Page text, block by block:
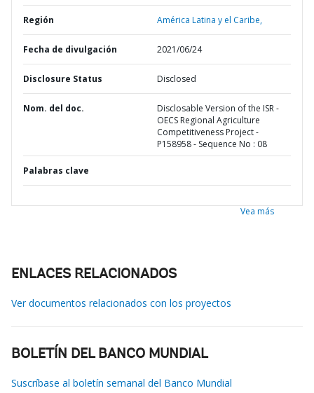
Región América Latina y el Caribe,
Fecha de divulgación 2021/06/24
Disclosure Status Disclosed
Nom. del doc.
Disclosable Version of the ISR -
OECS Regional Agriculture
Competitiveness Project -
P158958 - Sequence No : 08
Palabras clave
Vea más
ENLACES RELACIONADOS
Ver documentos relacionados con los proyectos
BOLETÍN DEL BANCO MUNDIAL
Suscríbase al boletín semanal del Banco Mundial